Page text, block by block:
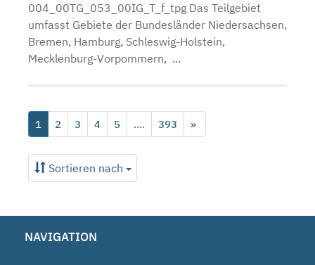
004_00TG_053_00IG_T_f_tpg Das Teilgebiet
umfasst Gebiete der Bundesländer Niedersachsen,
Bremen, Hamburg, Schleswig-Holstein,
Mecklenburg-Vorpommern, ...
1 2 3 4 5 .... 393 »
Sortieren nach
NAVIGATION